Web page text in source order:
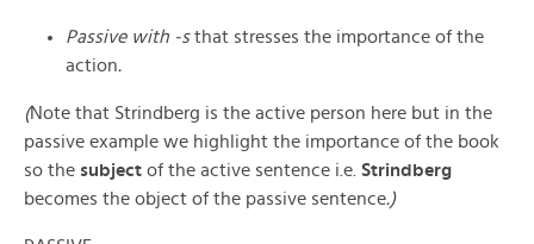
Passive with -sthat stresses the importance of the
action.
(Note that Strindberg is the active person here but in the
passive example we highlight the importance of the book
so the subject of the active sentence i.e. Strindberg
becomes the object of the passive sentence.)